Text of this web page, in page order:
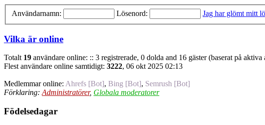
Användarnamn: Lösenord: Jag har glömt mitt
Vilka är online
Totalt 19 användare online: :: 3 registrerade, 0 dolda and 16 gäster (baserat på
Flest användare online samtidigt: 3222, 06 okt 2025 02:13
Medlemmar online: Ahrefs [Bot], Bing [Bot], Semrush [Bot]
Förklaring: Administratörer, Globala moderatorer
Födelsedagar